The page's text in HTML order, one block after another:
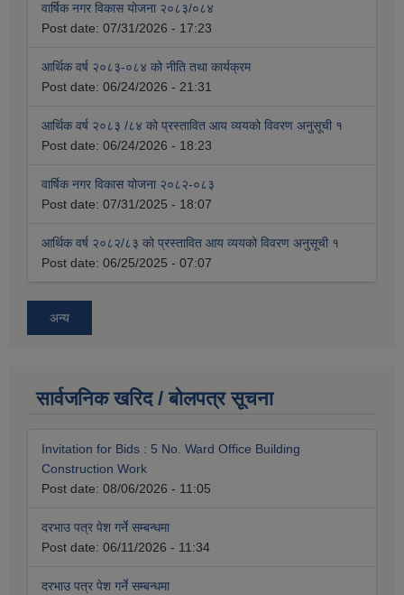
वार्षिक नगर विकास योजना २०८३/०८४
Post date: 07/31/2026 - 17:23
आर्थिक वर्ष २०८३-०८४ को नीति तथा कार्यक्रम
Post date: 06/24/2026 - 21:31
आर्थिक वर्ष २०८३ /८४ को प्रस्तावित आय व्ययको विवरण अनुसूची १
Post date: 06/24/2026 - 18:23
वार्षिक नगर विकास योजना २०८२-०८३
Post date: 07/31/2025 - 18:07
आर्थिक वर्ष २०८२/८३ को प्रस्तावित आय व्ययको विवरण अनुसूची १
Post date: 06/25/2025 - 07:07
अन्य
सार्वजनिक खरिद / बोलपत्र सूचना
Invitation for Bids : 5 No. Ward Office Building
Construction Work
Post date: 08/06/2026 - 11:05
दरभाउ पत्र पेश गर्ने सम्बन्धमा
Post date: 06/11/2026 - 11:34
दरभाउ पत्र पेश गर्ने सम्बन्धमा